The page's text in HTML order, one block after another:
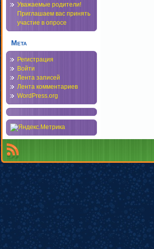
Уважаемые родители!
Приглашаем вас принять
участие в опросе
Мета
Регистрация
Войти
Лента записей
Лента комментариев
WordPress.org